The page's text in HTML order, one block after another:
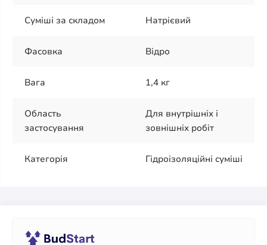
Суміші за складом Натрієвий
Фасовка Відро
Вага 1,4 кг
Область
застосування
Для внутрішніх і
зовнішніх робіт
Категорія Гідроізоляційні суміші